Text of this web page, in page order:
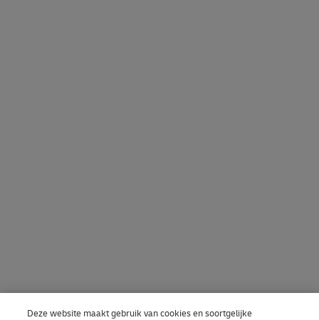
Deze website maakt gebruik van cookies en soortgelijke